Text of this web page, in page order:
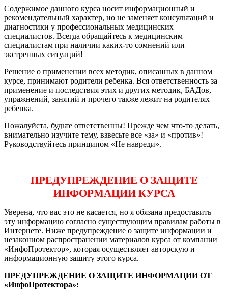
Содержимое данного курса носит информационный и
рекомендательный характер, но не заменяет консультаций и
диагностики у профессиональных медицинских
специалистов. Всегда обращайтесь к медицинским
специалистам при наличии каких-то сомнений или
экстренных ситуаций!
Решение о применении всех методик, описанных в данном
курсе, принимают родители ребенка. Вся ответственность за
применение и последствия этих и других методик, БАДов,
упражнений, занятий и прочего также лежит на родителях
ребенка.
Пожалуйста, будьте ответственны! Прежде чем что-то делать,
внимательно изучите тему, взвесьте все «за» и «против»!
Руководствуйтесь принципом «Не навреди».
ПРЕДУПРЕЖДЕНИЕ О ЗАЩИТЕ
ИНФОРМАЦИИ КУРСА
Уверена, что вас это не касается, но я обязана предоставить
эту информацию согласно существующим правилам работы в
Интернете. Ниже предупреждение о защите информации и
незаконном распространении материалов курса от компании
«ИнфоПротектор», которая осуществляет авторскую и
информационную защиту этого курса.
ПРЕДУПРЕЖДЕНИЕ О ЗАЩИТЕ ИНФОРМАЦИИ ОТ
«ИнфоПротектора»: